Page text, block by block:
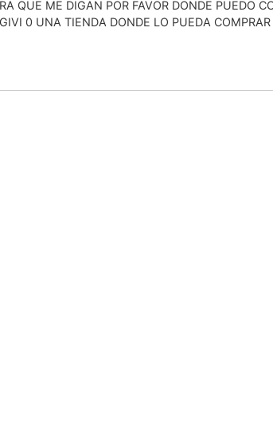
QUE ME DIGAN POR FAVOR DONDE PUEDO
0 UNA TIENDA DONDE LO PUEDA